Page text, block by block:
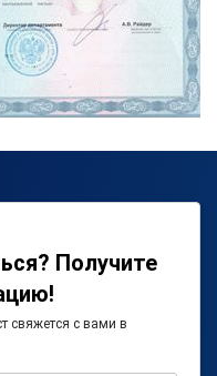
Получите
свяжется с вами в